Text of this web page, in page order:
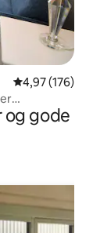
4,97 ud af 5 i
4,97 (176)
og gode